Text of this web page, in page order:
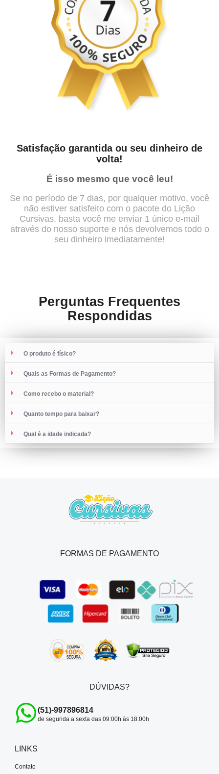
Satisfação garantida ou seu dinheiro de
volta!
É isso mesmo que você leu!
Se no período de 7 dias, por qualquer motivo, você
não estiver satisfeito com o pacote do Lição
Cursivas, basta você me enviar 1 único e-mail
através do nosso suporte e nós devolvemos todo o
seu dinheiro imediatamente!
Perguntas Frequentes
Respondidas
O produto é físico?
Quais as Formas de Pagamento?
Como recebo o material?
Quanto tempo para baixar?
Qual é a idade indicada?
FORMAS DE PAGAMENTO
DÚVIDAS?
(51)-997896814
de segunda a sexta das 09:00h às 18:00h
LINKS
Contato